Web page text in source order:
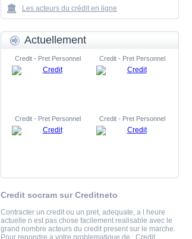
Les acteurs du crédit en ligne
Actuellement
Credit - Pret Personnel Credit - Pret Personnel
Credit - Pret Personnel Credit - Pret Personnel
Credit socram sur Creditneto
Contracter un credit ou un pret, adequate, a l heure
actuelle n est pas chose facilement realisable avec le
grand nombre acteurs du credit present sur le marche.
Pour repondre a votre problematique de : Credit